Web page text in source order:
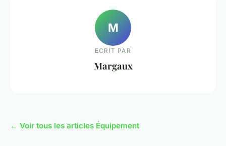
M
ECRIT PAR
Margaux
← Voir tous les articles Équipement